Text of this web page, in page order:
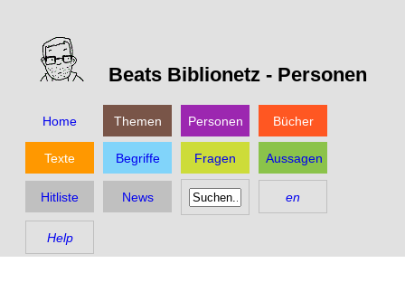
Beats Biblionetz - Personen
Home Themen Personen Bücher
Texte Begriffe Fragen Aussagen
Hitliste News en
Help